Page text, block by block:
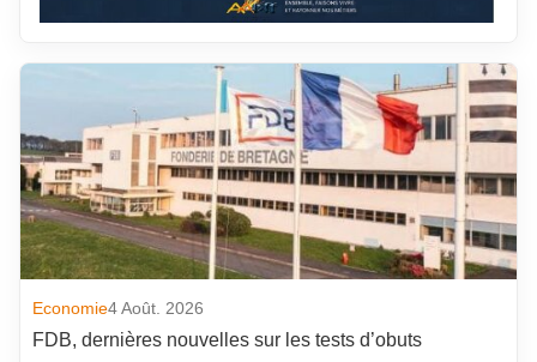
Economie4 Août. 2026
FDB, dernières nouvelles sur les tests d’obuts